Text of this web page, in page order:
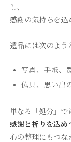
し、
感謝の気持ちを込
遺品には次のよう
写真、手紙、
仏具、思い出
単なる「処分」で
感謝と祈りを込
心の整理にもつな